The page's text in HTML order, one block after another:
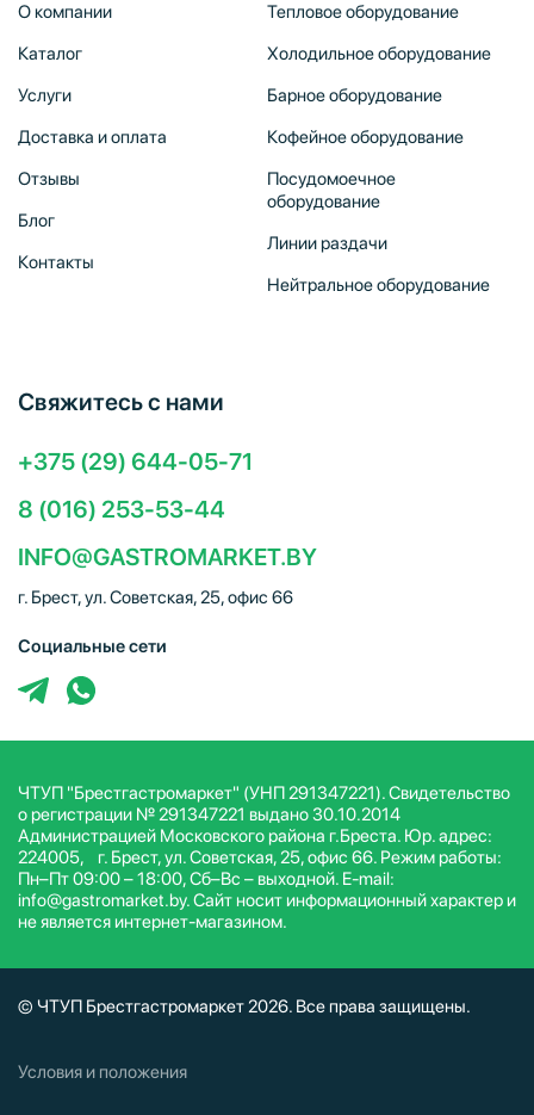
О компании
Каталог
Услуги
Доставка и оплата
Отзывы
Блог
Контакты
Тепловое оборудование
Холодильное оборудование
Барное оборудование
Кофейное оборудование
Посудомоечное
оборудование
Линии раздачи
Нейтральное оборудование
Свяжитесь с нами
+375 (29) 644-05-71
8 (016) 253-53-44
INFO@GASTROMARKET.BY
г. Брест, ул. Советская, 25, офис 66
Социальные сети
ЧТУП "Брестгастромаркет" (УНП 291347221). Свидетельство
о регистрации № 291347221 выдано 30.10.2014
Администрацией Московского района г.Бреста. Юр. адрес:
224005, г. Брест, ул. Советская, 25, офис 66. Режим работы:
Пн–Пт 09:00 – 18:00, Сб–Вс – выходной. E-mail:
info@gastromarket.by. Сайт носит информационный характер и
не является интернет-магазином.
© ЧТУП Брестгастромаркет 2026. Все права защищены.
Условия и положения